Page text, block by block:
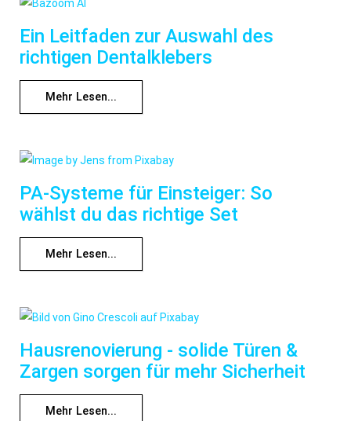
Ein Leitfaden zur Auswahl des
richtigen Dentalklebers
Mehr Lesen...
PA-Systeme für Einsteiger: So
wählst du das richtige Set
Mehr Lesen...
Hausrenovierung - solide Türen &
Zargen sorgen für mehr Sicherheit
Mehr Lesen...